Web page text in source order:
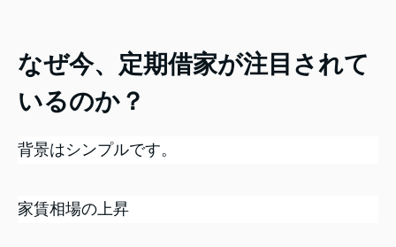
なぜ今、定期借家が注目されて
いるのか？
背景はシンプルです。
家賃相場の上昇